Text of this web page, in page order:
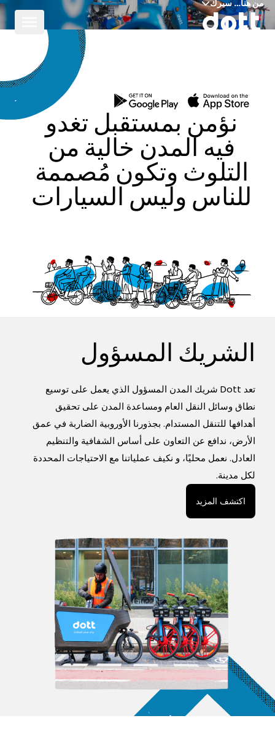
على
من هنا… سيرك
نؤمن بمستقبل تغدو
فيه المدن خالية من
التلوث وتكون مُصممة
للناس وليس السيارات
الشريك المسؤول
تعد Dott شريك المدن المسؤول الذي يعمل على توسيع
نطاق وسائل النقل العام ومساعدة المدن على تحقيق
أهدافها للتنقل المستدام. بجذورنا الأوروبية الضاربة في عمق
الأرض، ندافع عن التعاون على أساس الشفافية والتنظيم
العادل. نعمل محليًا، و نكيف عملياتنا مع الاحتياجات المحددة
لكل مدينة.
اكتشف المزيد